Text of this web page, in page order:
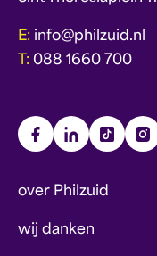
E: info@philzuid.nl
T: 088 1660 700
over Philzuid
wij danken